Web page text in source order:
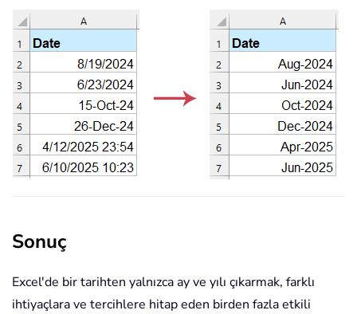
Sonuç
Excel'de bir tarihten yalnızca ay ve yılı çıkarmak, farklı
ihtiyaçlara ve tercihlere hitap eden birden fazla etkili